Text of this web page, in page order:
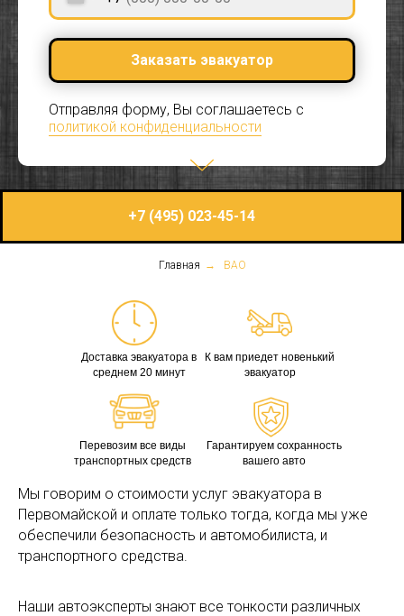
политикой конфиденциальности
+7 (495) 023-45-14
Главная → ВАО
Доставка эвакуатора в
среднем 20 минут
Гарантируем сохранность
вашего авто
К вам приедет новенький
эвакуатор
Перевозим все виды
транспортных средств
Мы говорим о стоимости услуг эвакуатора в
Первомайской и оплате только тогда, когда мы уже
обеспечили безопасность и автомобилиста, и
транспортного средства.
Наши автоэксперты знают все тонкости различных